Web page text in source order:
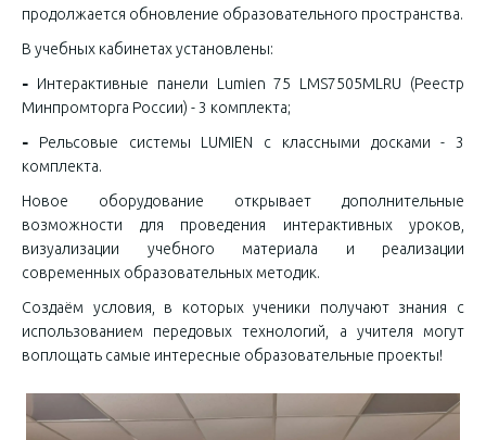
продолжается обновление образовательного пространства.
В учебных кабинетах установлены:
- Интерактивные панели Lumien 75 LMS7505MLRU (Реестр
Минпромторга России) - 3 комплекта;
- Рельсовые системы LUMIEN с классными досками - 3
комплекта.
Новое оборудование открывает дополнительные
возможности для проведения интерактивных уроков,
визуализации учебного материала и реализации
современных образовательных методик.
Создаём условия, в которых ученики получают знания с
использованием передовых технологий, а учителя могут
воплощать самые интересные образовательные проекты!